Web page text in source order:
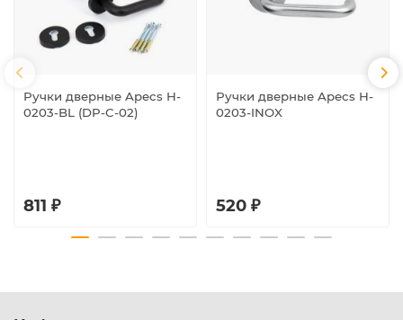
Ручки дверные Apecs H-
0203-BL (DP-C-02)
811 ₽
Ручки дверные Apecs H-
0203-INOX
520 ₽